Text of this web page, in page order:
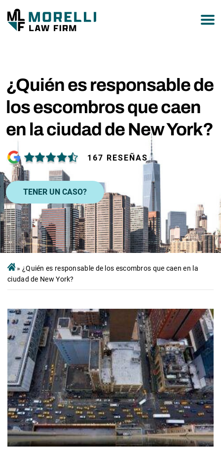
¿Quién es responsable de
los escombros que caen
en la ciudad de New York?
167 RESEÑAS
TENER UN CASO?
» ¿Quién es responsable de los escombros que caen en la
ciudad de New York?